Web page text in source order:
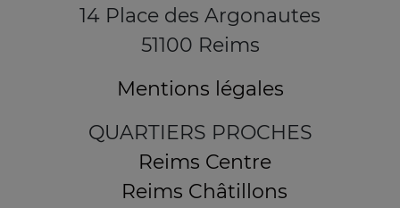
14 Place des Argonautes
51100 Reims
Mentions légales
QUARTIERS PROCHES
Reims Centre
Reims Châtillons